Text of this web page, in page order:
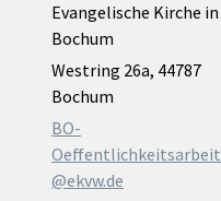
Evangelische Kirche in
Bochum
Westring 26a, 44787
Bochum
BO-
Oeffentlichkeitsarbeit
@ekvw.de